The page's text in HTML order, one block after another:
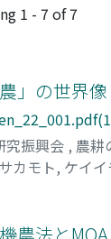
1 - 7 of 7
」の世界
究振興会 , 農耕
サカモト, ケイイ
農法と